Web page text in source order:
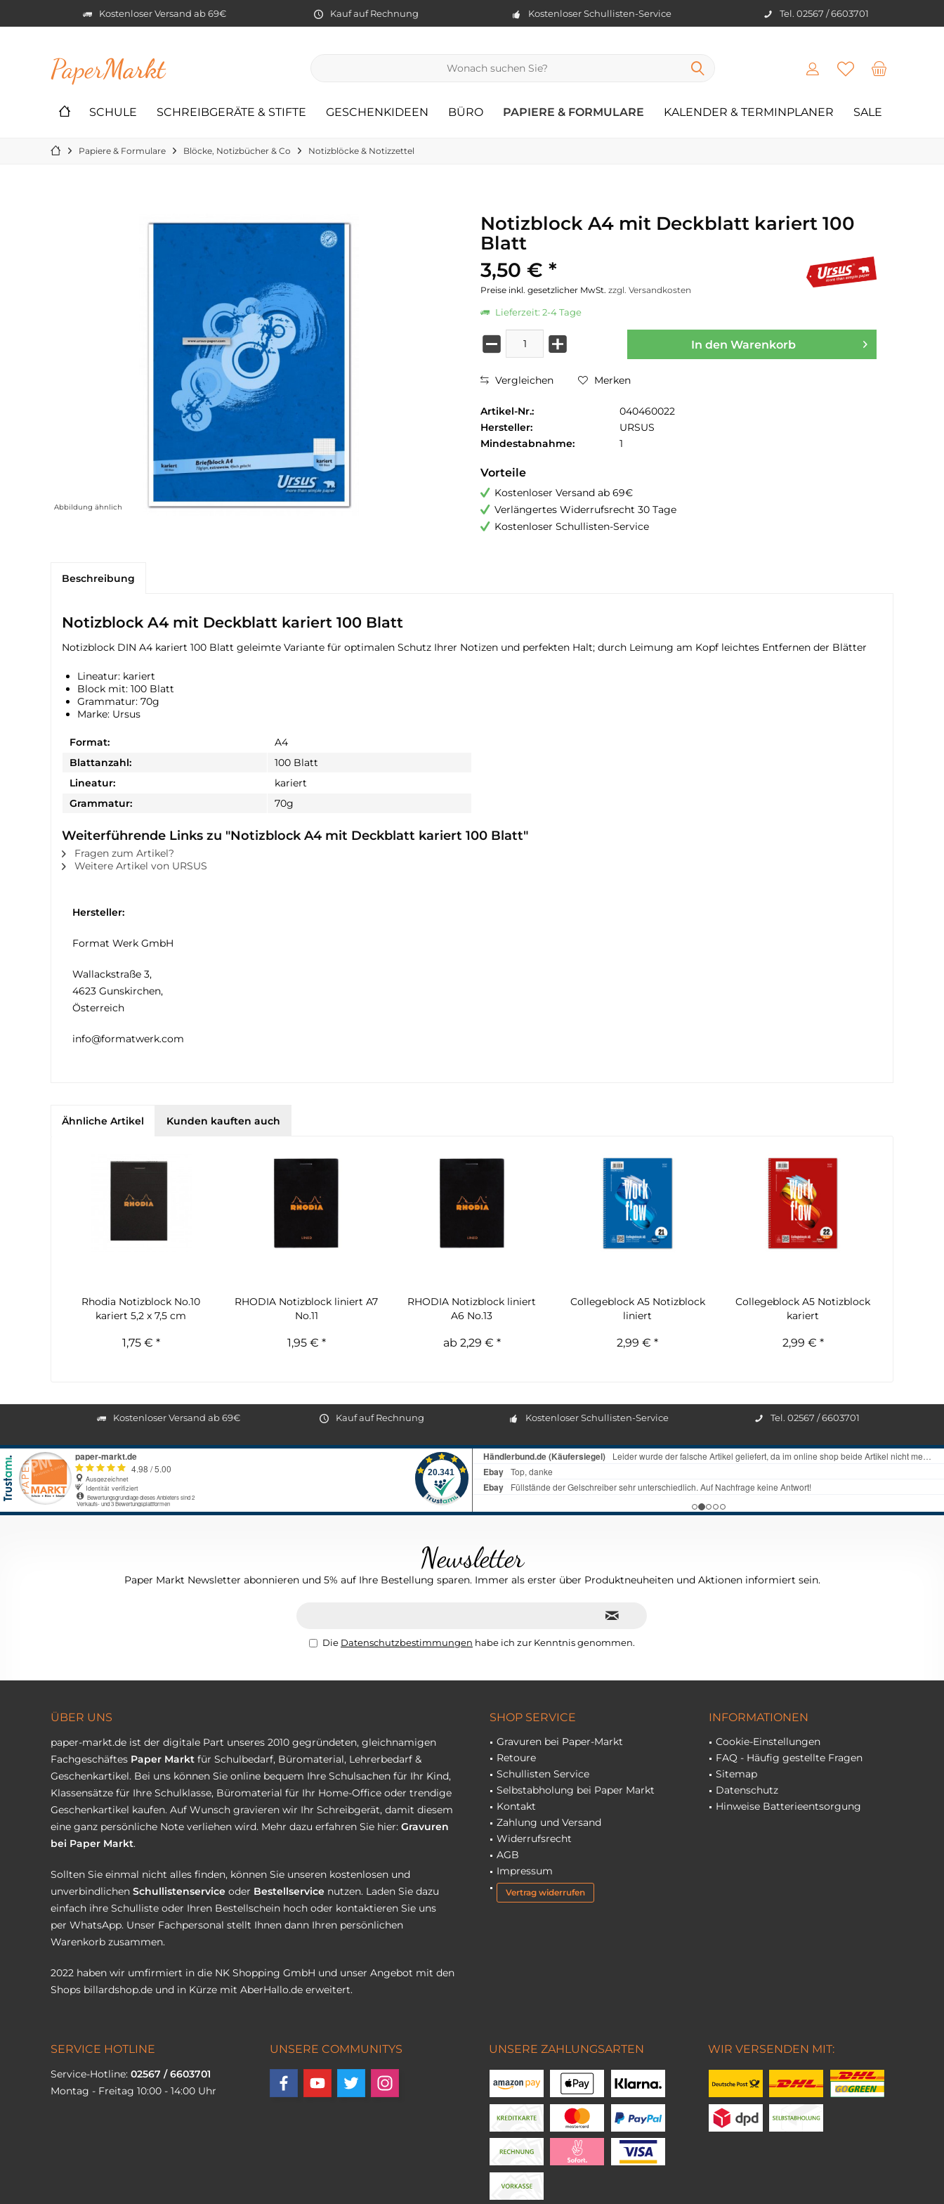
Kostenloser Versand ab 69€ Kauf auf Rechnung Kostenloser Schullisten-Service Tel. 02567 / 6603701
PaperMarkt
SCHULE SCHREIBGERÄTE & STIFTE GESCHENKIDEEN BÜRO PAPIERE & FORMULARE KALENDER & TERMINPLANER SALE
Papiere & Formulare Blöcke, Notizbücher & Co Notizblöcke & Notizzettel
Abbildung ähnlich
Notizblock A4 mit Deckblatt kariert 100
Blatt
3,50 € *
Preise inkl. gesetzlicher MwSt. zzgl. Versandkosten
Lieferzeit: 2-4 Tage
In den Warenkorb
Vergleichen Merken
Artikel-Nr.:
040460022
Hersteller:
URSUS
Mindestabnahme:
1
Vorteile
Kostenloser Versand ab 69€
Verlängertes Widerrufsrecht 30 Tage
Kostenloser Schullisten-Service
Beschreibung
Notizblock A4 mit Deckblatt kariert 100 Blatt
Notizblock DIN A4 kariert 100 Blatt geleimte Variante für optimalen Schutz Ihrer Notizen und perfekten Halt; durch Leimung am Kopf leichtes Entfernen der Blätter
Lineatur: kariert
Block mit: 100 Blatt
Grammatur: 70g
Marke: Ursus
Format:
A4
Blattanzahl:
100 Blatt
Lineatur:
kariert
Grammatur:
70g
Weiterführende Links zu "Notizblock A4 mit Deckblatt kariert 100 Blatt"
Fragen zum Artikel?
Weitere Artikel von URSUS
Hersteller:
Format Werk GmbH
Wallackstraße 3,
4623 Gunskirchen,
Österreich
info@formatwerk.com
Ähnliche Artikel Kunden kauften auch
Rhodia Notizblock No.10
kariert 5,2 x 7,5 cm
1,75 € *
RHODIA Notizblock liniert A7
No.11
1,95 € *
RHODIA Notizblock liniert
A6 No.13
ab 2,29 € *
Collegeblock A5 Notizblock
liniert
2,99 € *
Collegeblock A5 Notizblock
kariert
2,99 € *
Kostenloser Versand ab 69€ Kauf auf Rechnung Kostenloser Schullisten-Service Tel. 02567 / 6603701
Newsletter
Paper Markt Newsletter abonnieren und 5% auf Ihre Bestellung sparen. Immer als erster über Produktneuheiten und Aktionen informiert sein.
Die Datenschutzbestimmungen habe ich zur Kenntnis genommen.
ÜBER UNS
paper-markt.de ist der digitale Part unseres 2010 gegründeten, gleichnamigen
Fachgeschäftes Paper Markt für Schulbedarf, Büromaterial, Lehrerbedarf &
Geschenkartikel. Bei uns können Sie online bequem Ihre Schulsachen für Ihr Kind,
Klassensätze für Ihre Schulklasse, Büromaterial für Ihr Home-Office oder trendige
Geschenkartikel kaufen. Auf Wunsch gravieren wir Ihr Schreibgerät, damit diesem
eine ganz persönliche Note verliehen wird. Mehr dazu erfahren Sie hier: Gravuren
bei Paper Markt.
Sollten Sie einmal nicht alles finden, können Sie unseren kostenlosen und
unverbindlichen Schullistenservice oder Bestellservice nutzen. Laden Sie dazu
einfach ihre Schulliste oder Ihren Bestellschein hoch oder kontaktieren Sie uns
per WhatsApp. Unser Fachpersonal stellt Ihnen dann Ihren persönlichen
Warenkorb zusammen.
2022 haben wir umfirmiert in die NK Shopping GmbH und unser Angebot mit den
Shops billardshop.de und in Kürze mit AberHallo.de erweitert.
SHOP SERVICE
Gravuren bei Paper-Markt
Retoure
Schullisten Service
Selbstabholung bei Paper Markt
Kontakt
Zahlung und Versand
Widerrufsrecht
AGB
Impressum
Vertrag widerrufen
INFORMATIONEN
Cookie-Einstellungen
FAQ - Häufig gestellte Fragen
Sitemap
Datenschutz
Hinweise Batterieentsorgung
SERVICE HOTLINE
Service-Hotline: 02567 / 6603701
Montag - Freitag 10:00 - 14:00 Uhr
UNSERE COMMUNITYS UNSERE ZAHLUNGSARTEN WIR VERSENDEN MIT: